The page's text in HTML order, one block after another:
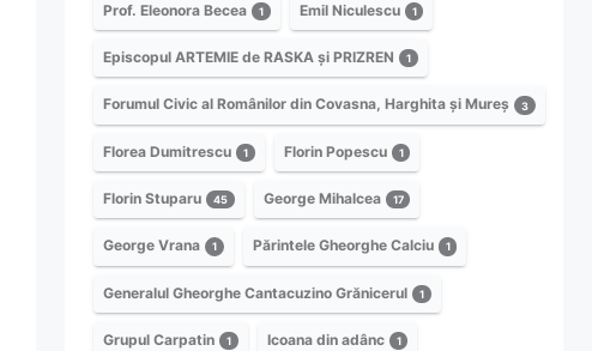
Prof. Eleonora Becea 1 Emil Niculescu 1
Episcopul ARTEMIE de RASKA și PRIZREN 1
Forumul Civic al Românilor din Covasna, Harghita și Mureș 3
Florea Dumitrescu 1 Florin Popescu 1
Florin Stuparu 45 George Mihalcea 17
George Vrana 1 Părintele Gheorghe Calciu 1
Generalul Gheorghe Cantacuzino Grănicerul 1
Grupul Carpatin 1 Icoana din adânc 1